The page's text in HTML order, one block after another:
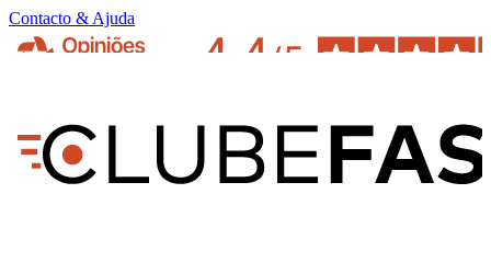
Contacto & Ajuda